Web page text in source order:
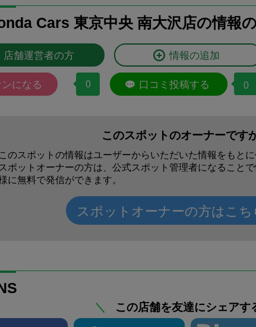
Cars 東京中央 南大沢店の情報
店舗運営者の方 情報の追加
ンになる 0 口コミ投稿する 0
このスポットのオーナーです
このスポットの情報はユーザーからいただいた情報をもとに
スポットオーナーの方は、公式スポット管理者になること
に無料で発信ができます。
スポットオーナーの方はこち
＼ この店舗を友達にシェアす